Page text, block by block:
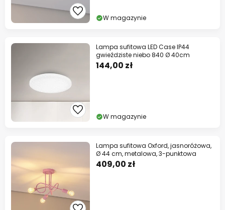
W magazynie
Lampa sufitowa LED Case IP44
gwieździste niebo 840 Ø 40cm
144,00 zł
W magazynie
Lampa sufitowa Oxford, jasnoróżowa,
Ø 44 cm, metalowa, 3-punktowa
409,00 zł